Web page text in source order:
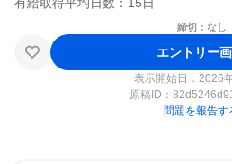
締切：なし
エントリー
表示開始日：2026
原稿ID：
問題を報告す